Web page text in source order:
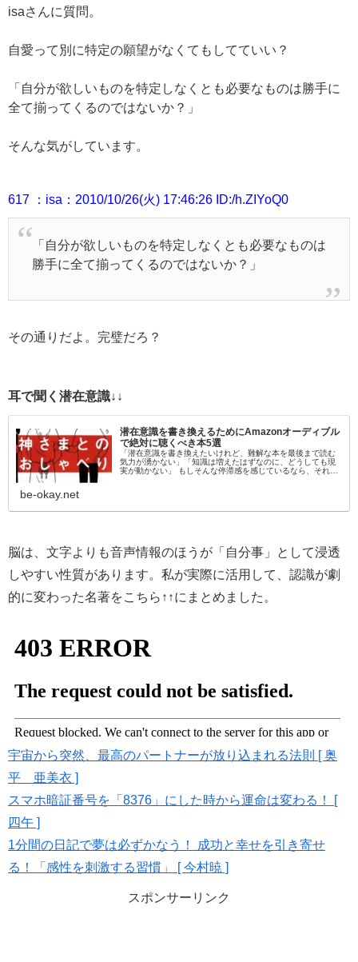
isaさんに質問。
自愛って別に特定の願望がなくてもしてていい？
「自分が欲しいものを特定しなくとも必要なものは勝手に
全て揃ってくるのではないか？」
そんな気がしています。
617 ：isa：2010/10/26(火) 17:46:26 ID:/h.ZIYoQ0
「自分が欲しいものを特定しなくとも必要なものは
勝手に全て揃ってくるのではないか？」
その通りだよ。完璧だろ？
耳で聞く潜在意識↓↓
潜在意識を書き換えるためにAmazonオーディブル
で絶対に聴くべき本5選
「潜在意識を書き換えたいけれど、難解な本を最後まで読む
気力が湧かない」「知識は増えたはずなのに、どうしても現
実が動かない」 もしそんな停滞感を感じているなら、それは
be-okay.net
脳は、文字よりも音声情報のほうが「自分事」として浸透
しやすい性質があります。私が実際に活用して、認識が劇
的に変わった名著をこちら↑↑にまとめました。
宇宙から突然、最高のパートナーが放り込まれる法則 [ 奥
平 亜美衣 ]
スマホ暗証番号を「8376」にした時から運命は変わる！ [
四午 ]
1分間の日記で夢は必ずかなう！ 成功と幸せを引き寄せ
る！「感性を刺激する習慣」 [ 今村暁 ]
スポンサーリンク